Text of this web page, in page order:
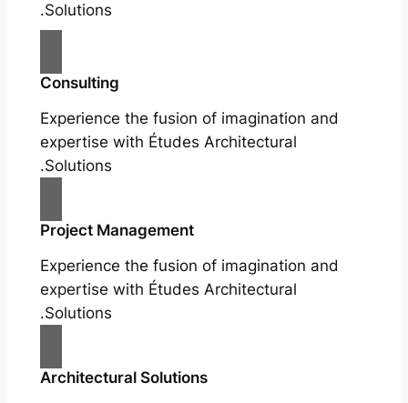
Solutions.
Consulting
Experience the fusion of imagination and
expertise with Études Architectural
Solutions.
Project Management
Experience the fusion of imagination and
expertise with Études Architectural
Solutions.
Architectural Solutions